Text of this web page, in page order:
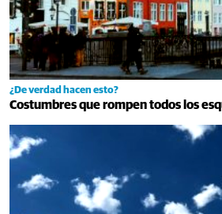
¿De verdad hacen esto?
Costumbres que rompen todos los